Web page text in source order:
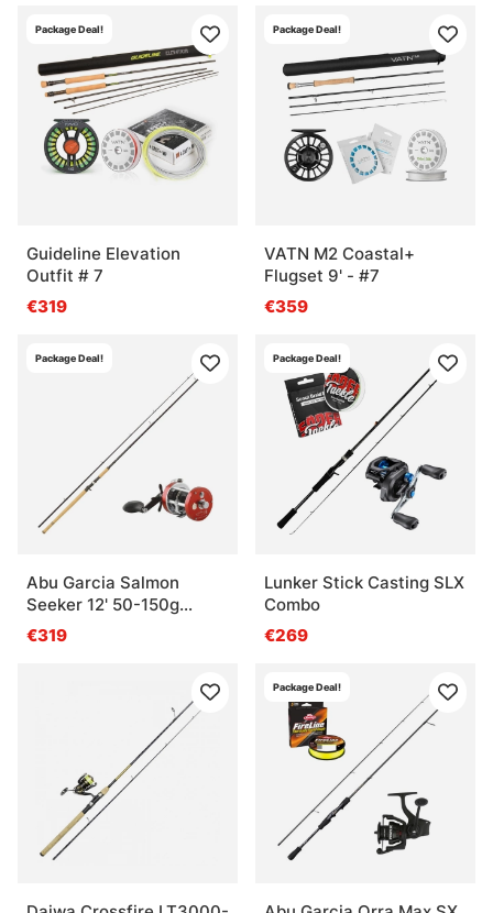
Package Deal!
Guideline Elevation
Outfit # 7
€319
Package Deal!
VATN M2 Coastal+
Flugset 9' - #7
€359
Package Deal!
Abu Garcia Salmon
Seeker 12' 50-150g
Casting Combo
€319
Package Deal!
Lunker Stick Casting SLX
Combo
€269
Package Deal!